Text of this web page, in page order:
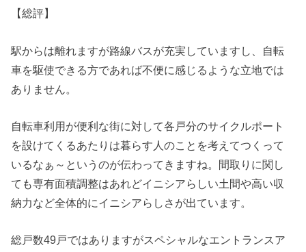
【総評】
駅からは離れますが路線バスが充実していますし、自転
車を駆使できる方であれば不便に感じるような立地では
ありません。
自転車利用が便利な街に対して各戸分のサイクルポート
を設けてくるあたりは暮らす人のことを考えてつくって
いるなぁ～というのが伝わってきますね。間取りに関し
ても専有面積調整はあれどイニシアらしい土間や高い収
納力など全体的にイニシアらしさが出ています。
総戸数49戸ではありますがスペシャルなエントランスア